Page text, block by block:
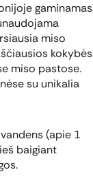
gaminamas
miso
kokybės
miso pastose.
su unikalia
(apie 1
baigiant